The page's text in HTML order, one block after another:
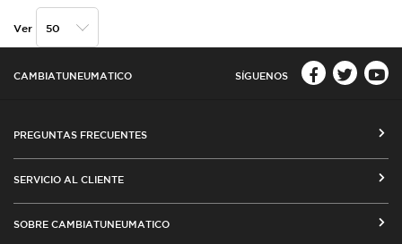
Ver
CAMBIATUNEUMATICO SÍGUENOS
PREGUNTAS FRECUENTES
MEDIOS DE PAGO
SERVICIO AL CLIENTE
SOBRE CAMBIATUNEUMATICO